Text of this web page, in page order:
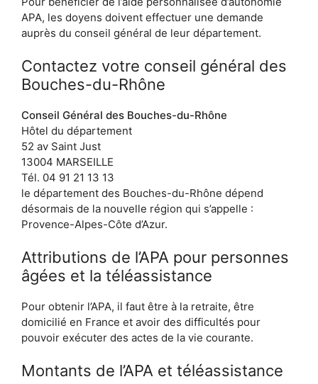
APA, les doyens doivent effectuer une demande
auprès du conseil général de leur département.
Contactez votre conseil général des
Bouches-du-Rhône
Conseil Général des Bouches-du-Rhône
Hôtel du département
52 av Saint Just
13004 MARSEILLE
Tél. 04 91 21 13 13
le département des Bouches-du-Rhône dépend
désormais de la nouvelle région qui s’appelle :
Provence-Alpes-Côte d’Azur.
Attributions de l’APA pour personnes
âgées et la téléassistance
Pour obtenir l’APA, il faut être à la retraite, être
domicilié en France et avoir des difficultés pour
pouvoir exécuter des actes de la vie courante.
Montants de l’APA et téléassistance